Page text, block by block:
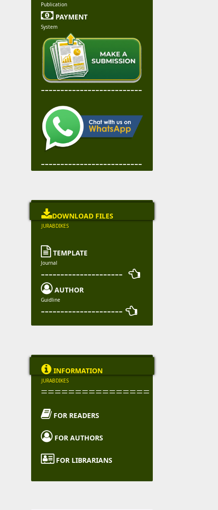
Publication
 PAYMENT
System
--------------------------
--------------------------
DOWNLOAD FILES
JURABDIKES
 TEMPLATE
Journal
--------------------- 
 AUTHOR
Guidline
--------------------- 
 INFORMATION
JURABDIKES
================
 FOR READERS
 FOR AUTHORS
 FOR LIBRARIANS